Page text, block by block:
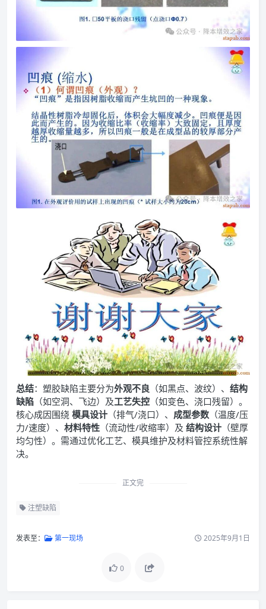
总结：塑胶缺陷主要分为外观不良 （如黑点、波纹）、 结构
缺陷 （如空洞、飞边）及工艺失控 （如变色、浇口残留）。
核心成因围绕 模具设计 （排气/浇口）、 成型参数 （温度/压
力/速度）、 材料特性 （流动性/收缩率）及 结构设计 （壁厚
均匀性）。需通过优化工艺、模具维护及材料管控系统性解
决。
正文完
注塑缺陷
发表至： 第一现场 2025年9月1日
0